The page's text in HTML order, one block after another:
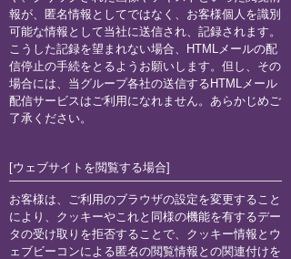
報が、匿名情報としてではなく、お客様個人を識別
可能な情報として当社に送信され、記録されます。
こうした記録を望まれない場合、HTMLメールの配
信停止の手続をとるようお願いします。但し、その
場合には、当グループ各社の送信するHTMLメール
配信サービスはご利用になれません。あらかじめご
了承ください。
[ウェブサイトを閲覧する場合]
お客様は、ご利用のブラウザの設定を変更すること
により、クッキーやこれと同様の機能を有するデー
タの受け取りを拒否することで、クッキー情報とウ
ェブビーコンによる匿名の閲覧情報との関連付けを